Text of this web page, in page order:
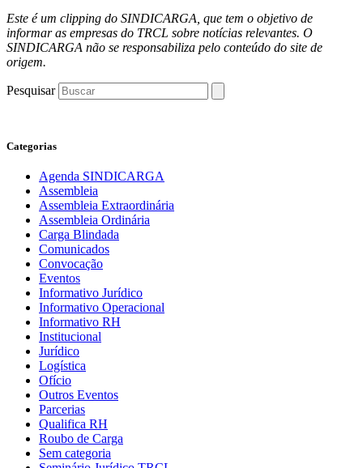
Este é um clipping do SINDICARGA, que tem o objetivo de
informar as empresas do TRCL sobre notícias relevantes. O
SINDICARGA não se responsabiliza pelo conteúdo do site de
origem.
Pesquisar
Categorias
Agenda SINDICARGA
Assembleia
Assembleia Extraordinária
Assembleia Ordinária
Carga Blindada
Comunicados
Convocação
Eventos
Informativo Jurídico
Informativo Operacional
Informativo RH
Institucional
Jurídico
Logística
Ofício
Outros Eventos
Parcerias
Qualifica RH
Roubo de Carga
Sem categoria